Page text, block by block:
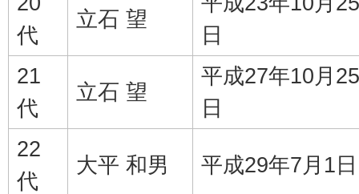
代
立石 望
日
21
代
立石 望
平成27年10月25
日
22
代
大平 和男 平成29年7月1日